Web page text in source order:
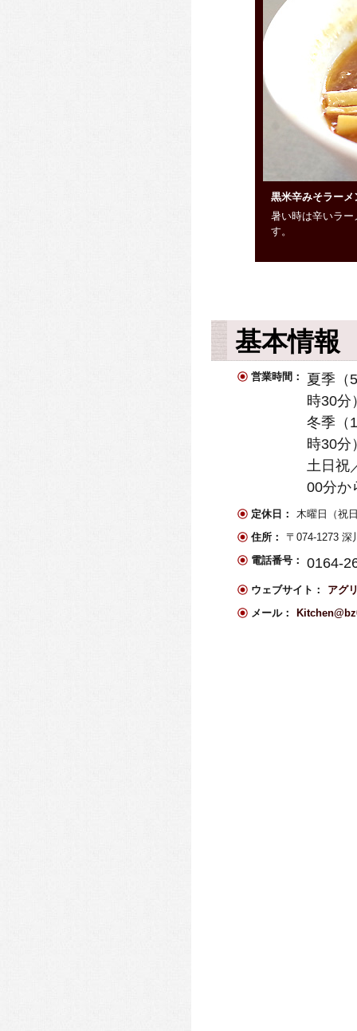
黒米辛みそラーメ
暑い時は辛いラ
す。
基本情報
営業時間：
夏季（
時30分
冬季（
時30分
土日祝
00分か
定休日：
木曜日（祝
住所：
〒074-1273 深
電話番号：
0164-
ウェブサイト：
アグ
メール：